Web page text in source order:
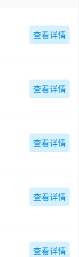
查看详情
查看详情
查看详情
查看详情
查看详情